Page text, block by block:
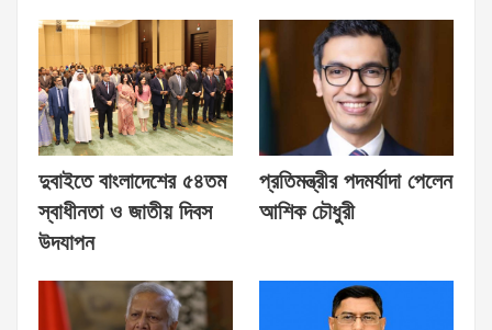
দুবাইতে বাংলাদেশের ৫৪তম
স্বাধীনতা ও জাতীয় দিবস
উদযাপন
প্রতিমন্ত্রীর পদমর্যাদা পেলেন
আশিক চৌধুরী